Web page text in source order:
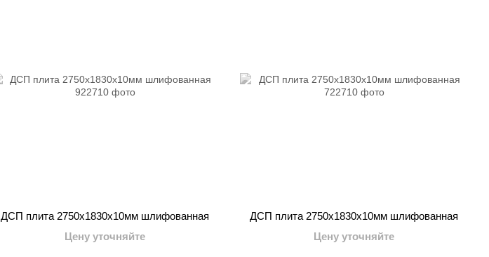
ДСП плита 2750x1830x10мм шлифованная
Цену уточняйте
ДСП плита 2750x1830x10мм шлифованная
Цену уточняйте